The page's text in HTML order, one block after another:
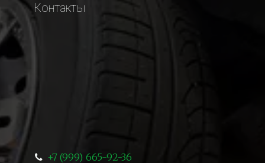
Контакты
+7 (999) 665-92-36